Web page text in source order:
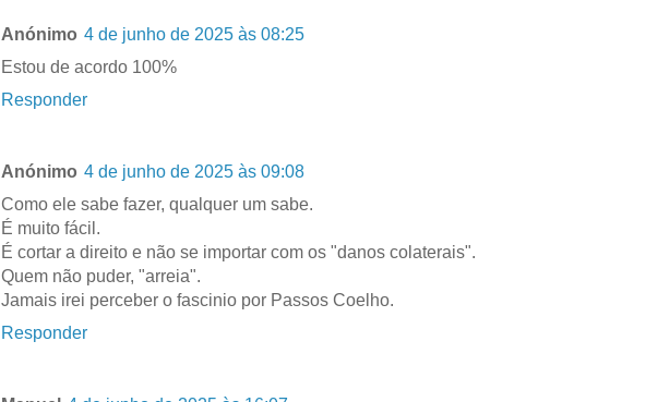
Anónimo 4 de junho de 2025 às 08:25
Estou de acordo 100%
Responder
Anónimo 4 de junho de 2025 às 09:08
Como ele sabe fazer, qualquer um sabe.
É muito fácil.
É cortar a direito e não se importar com os "danos colaterais".
Quem não puder, "arreia".
Jamais irei perceber o fascinio por Passos Coelho.
Responder